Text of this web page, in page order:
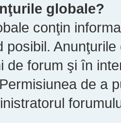
globale?
conţin
posibil.
de forum şi în
de a